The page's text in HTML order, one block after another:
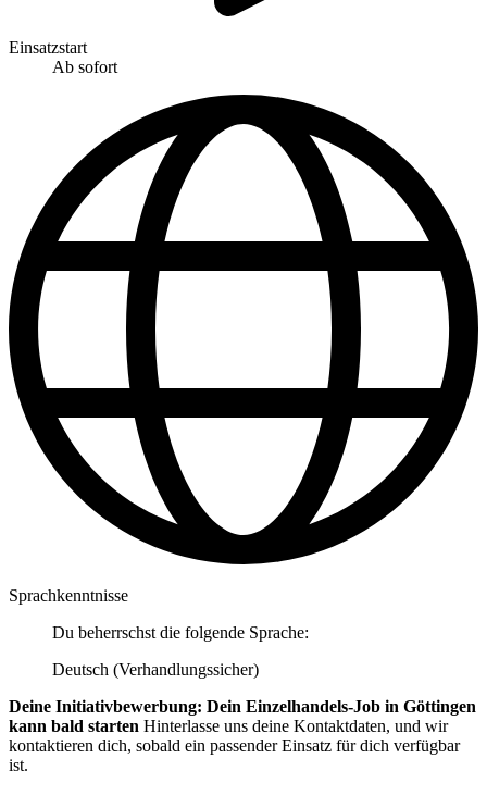
Einsatzstart
Ab sofort
Sprachkenntnisse
Du beherrschst die folgende Sprache:
Deutsch (Verhandlungssicher)
Deine Initiativbewerbung: Dein Einzelhandels-Job in Göttingen
kann bald starten Hinterlasse uns deine Kontaktdaten, und wir
kontaktieren dich, sobald ein passender Einsatz für dich verfügbar
ist.